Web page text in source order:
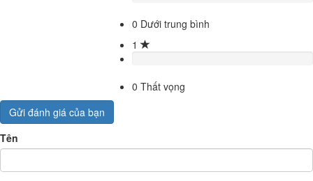
0 Dưới trung bình
1
0 Thất vọng
Gửi đánh giá của bạn
Tên